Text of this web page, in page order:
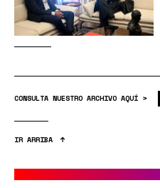
CONSULTA NUESTRO ARCHIVO AQUÍ >
IR ARRIBA